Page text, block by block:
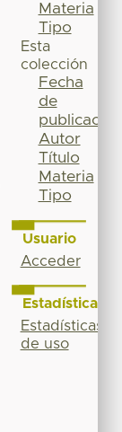
Materia
Tipo
Esta
colección
Fecha
de
publicación
Autor
Título
Materia
Tipo
Usuario
Acceder
Estadísticas
Estadísticas
de uso